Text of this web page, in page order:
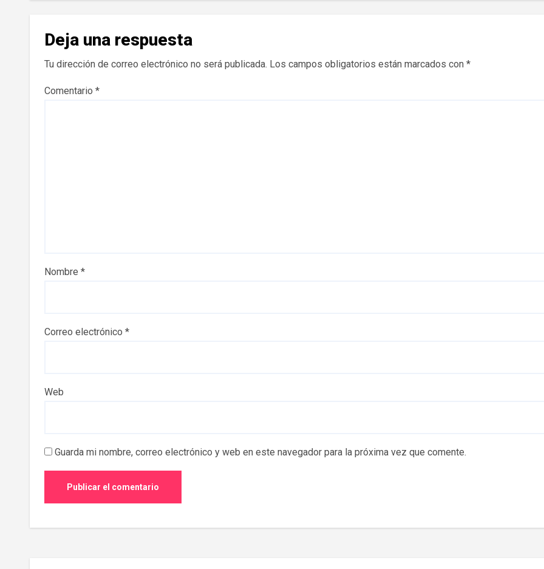
Deja una respuesta
Tu dirección de correo electrónico no será publicada. Los campos obligatorios están marcados con *
Comentario *
Nombre *
Correo electrónico *
Web
Guarda mi nombre, correo electrónico y web en este navegador para la próxima vez que comente.